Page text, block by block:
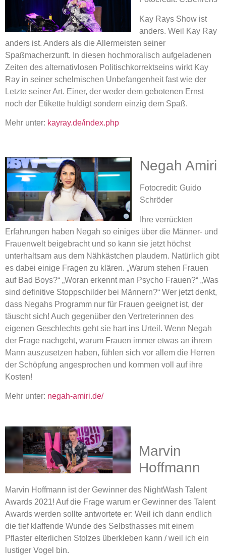
Kay Rays Show ist
anders. Weil Kay Ray
anders ist. Anders als die Allermeisten seiner
Spaßmacherzunft. In diesen hochmoralisch aufgeladenen
Zeiten des alternativlosen Politischkorrektseins wirkt Kay
Ray in seiner schelmischen Unbefangenheit fast wie der
Letzte seiner Art. Einer, der weder dem gebotenen Ernst
noch der Etikette huldigt sondern einzig dem Spaß.
Mehr unter: kayray.de/index.php
Negah Amiri
Fotocredit: Guido
Schröder
Ihre verrückten
Erfahrungen haben Negah so einiges über die Männer- und
Frauenwelt beigebracht und so kann sie jetzt höchst
unterhaltsam aus dem Nähkästchen plaudern. Natürlich gibt
es dabei einige Fragen zu klären. „Warum stehen Frauen
auf Bad Boys?“ „Woran erkennt man Psycho Frauen?“ „Was
sind definitive Stoppschilder bei Männern?“ Wer jetzt denkt,
dass Negahs Programm nur für Frauen geeignet ist, der
täuscht sich! Auch gegenüber den Vertreterinnen des
eigenen Geschlechts geht sie hart ins Urteil. Wenn Negah
der Frage nachgeht, warum Frauen immer etwas an ihrem
Mann auszusetzen haben, fühlen sich vor allem die Herren
der Schöpfung angesprochen und kommen voll auf ihre
Kosten!
Mehr unter: negah-amiri.de/
Marvin
Hoffmann
Marvin Hoffmann ist der Gewinner des NightWash Talent
Awards 2021! Auf die Frage warum er Gewinner des Talent
Awards werden sollte antwortete er: Weil ich dann endlich
die tief klaffende Wunde des Selbsthasses mit einem
Pflaster elterlichen Stolzes überkleben kann / weil ich ein
lustiger Vogel bin.